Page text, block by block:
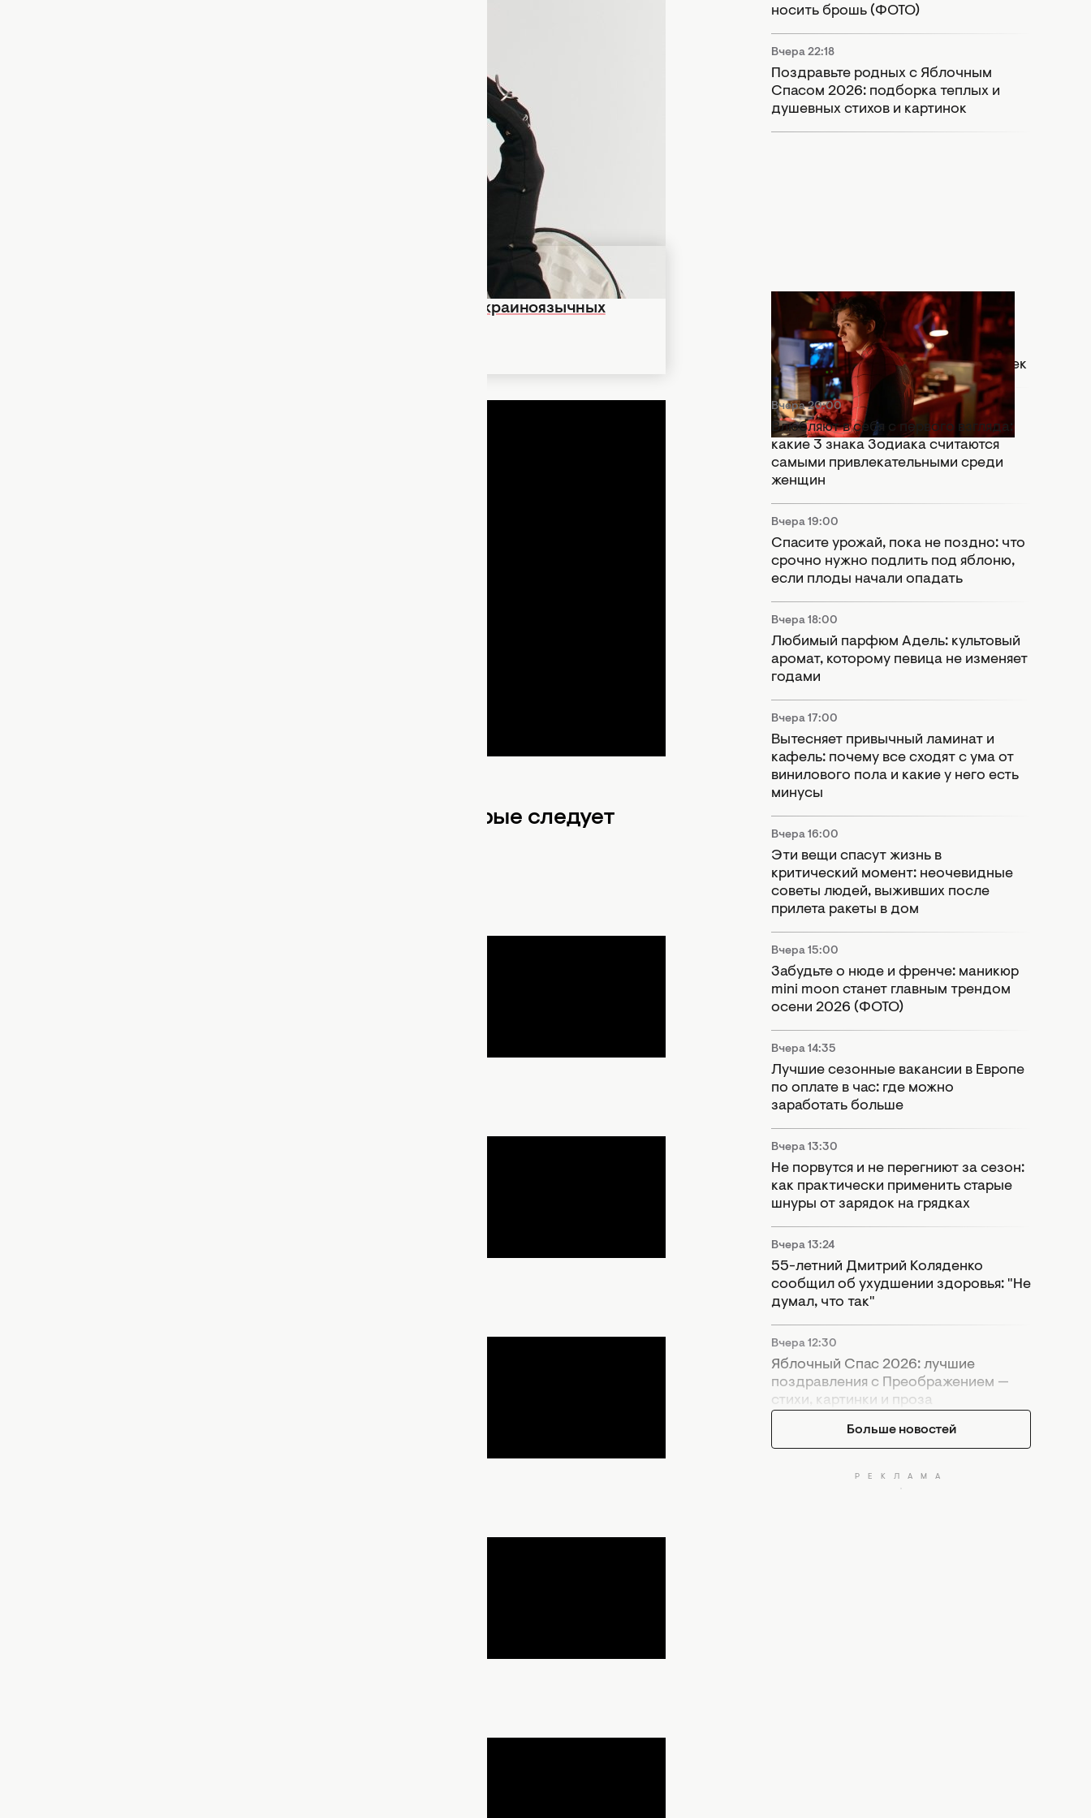
Большинство своих клипов певица снимает вместе с мужем Сергеем
Середой, превращая музыкальные видео в искренние семейные хроники.
Каждая композиция MamaRika – это искренняя история о любви, внутренней
Плейлист на репите: подборка самых крутых украиноязычных
Самые популярные песни MamaRika, которые следует
носить брошь (ФОТО)
Вчера 22:18
Поздравьте родных с Яблочным
Спасом 2026: подборка теплых и
душевных стихов и картинок
Вчера 20:30
Что означает сцена после титров
"Человек-паук: Абсолютно новый
день": Marvel оставили важный намек
Вчера 20:00
Влюбляют в себя с первого взгляда:
какие 3 знака Зодиака считаются
самыми привлекательными среди
женщин
Вчера 19:00
Спасите урожай, пока не поздно: что
срочно нужно подлить под яблоню,
если плоды начали опадать
Вчера 18:00
Любимый парфюм Адель: культовый
аромат, которому певица не изменяет
годами
Вчера 17:00
Вытесняет привычный ламинат и
кафель: почему все сходят с ума от
винилового пола и какие у него есть
минусы
Вчера 16:00
Эти вещи спасут жизнь в
критический момент: неочевидные
советы людей, выживших после
прилета ракеты в дом
Вчера 15:00
Забудьте о нюде и френче: маникюр
mini moon станет главным трендом
осени 2026 (ФОТО)
Вчера 14:35
Лучшие сезонные вакансии в Европе
по оплате в час: где можно
заработать больше
Вчера 13:30
Не порвутся и не перегниют за сезон:
как практически применить старые
шнуры от зарядок на грядках
Вчера 13:24
55-летний Дмитрий Коляденко
сообщил об ухудшении здоровья: "Не
думал, что так"
Вчера 12:30
Яблочный Спас 2026: лучшие
поздравления с Преображением —
стихи, картинки и проза
Больше новостей